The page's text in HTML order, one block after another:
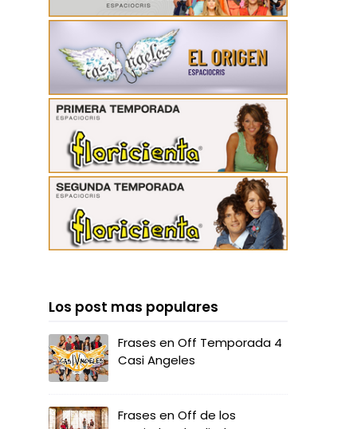
Los post mas populares
Frases en Off Temporada 4
Casi Angeles
Frases en Off de los